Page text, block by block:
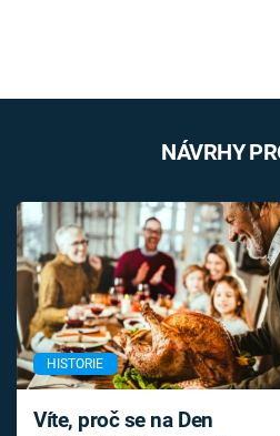
NÁVRHY
HISTORIE
Víte, proč se na Den